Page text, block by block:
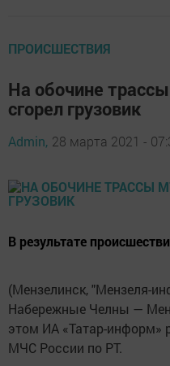
ПРОИСШЕСТВИЯ
На обочине
сгорел грузовик
Admin, 28 марта 2021 -
В результате
(Мензелинск, "Мензеля-
Набережные Челны —
этом ИА «Татар-информ»
МЧС России по РТ.